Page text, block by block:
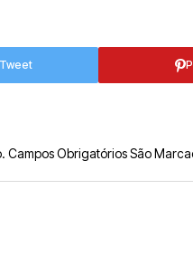
Campos Obrigatórios São